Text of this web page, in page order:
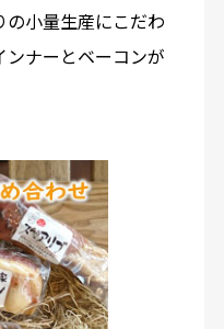
小量生産にこだわ
ナーとベーコンが